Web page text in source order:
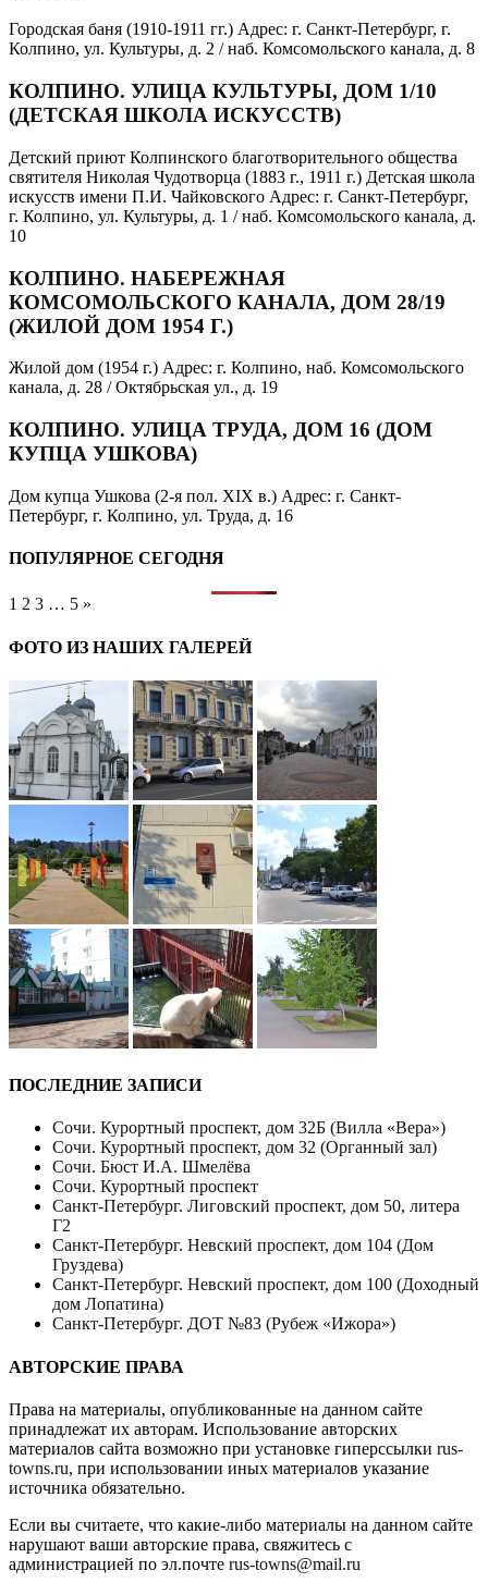
Городская баня (1910-1911 гг.) Адрес: г. Санкт-Петербург, г.
Колпино, ул. Культуры, д. 2 / ​наб. Комсомольского канала, д. 8
КОЛПИНО. УЛИЦА ​КУЛЬТУРЫ, ДОМ 1/10
(ДЕТСКАЯ ШКОЛА ИСКУССТВ)
Детский приют Колпинского благотворительного общества
святителя Николая Чудотворца (1883 г., 1911 г.) Детская школа
искусств имени П.И. Чайковского Адрес: г. Санкт-Петербург,
г. Колпино, ул. Культуры, д. 1 / ​наб. Комсомольского канала, д.
10
КОЛПИНО. НАБЕРЕЖНАЯ
КОМСОМОЛЬСКОГО КАНАЛА, ДОМ 28/19
(ЖИЛОЙ ДОМ 1954 Г.)
Жилой дом (1954 г.) Адрес: г. Колпино, наб. Комсомольского
канала, д. 28 / Октябрьская ул., д. 19
КОЛПИНО. УЛИЦА ТРУДА, ДОМ 16 (ДОМ
КУПЦА УШКОВА)
Дом купца Ушкова (2-я пол. XIX в.) Адрес: г. Санкт-
Петербург, г. Колпино, ул. Труда, д. 16
ПОПУЛЯРНОЕ СЕГОДНЯ
1 2 3 … 5 »
ФОТО ИЗ НАШИХ ГАЛЕРЕЙ
ПОСЛЕДНИЕ ЗАПИСИ
Сочи. Курортный проспект, дом 32Б (Вилла «Вера»)
Сочи. Курортный проспект, дом 32 (Органный зал)
Сочи. Бюст И.А. Шмелёва
Сочи. Курортный проспект
Санкт-Петербург. Лиговский проспект, дом 50, литера
Г2
Санкт-Петербург. Невский проспект, дом 104 (Дом
Груздева)
Санкт-Петербург. Невский проспект, дом 100 (Доходный
дом Лопатина)
Санкт-Петербург. ДОТ №83 (Рубеж «Ижора»)
АВТОРСКИЕ ПРАВА
Права на материалы, опубликованные на данном сайте
принадлежат их авторам. Использование авторских
материалов сайта возможно при установке гиперссылки rus-
towns.ru, при использовании иных материалов указание
источника обязательно.
Если вы считаете, что какие-либо материалы на данном сайте
нарушают ваши авторские права, свяжитесь с
администрацией по эл.почте rus-towns@mail.ru